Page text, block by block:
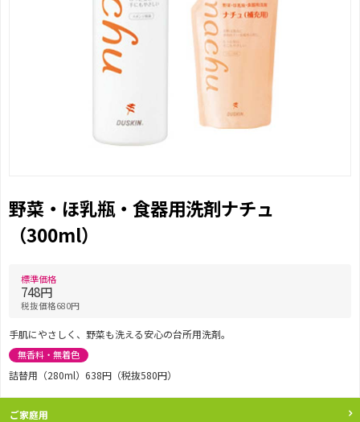
野菜・ほ乳瓶・食器用洗剤ナチュ
（300ml）
標準価格
748円
税抜価格680円
手肌にやさしく、野菜も洗える安心の台所用洗剤。
無香料・無着色
詰替用（280ml）638円（税抜580円）
ご家庭用